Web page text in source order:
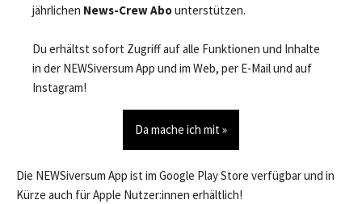
jährlichen News-Crew Abounterstützen.
Du erhältst sofort Zugriff auf alle Funktionen und Inhalte
in der NEWSiversum App und im Web, per E-Mail und auf
Instagram!
Da mache ich mit »
Die NEWSiversum App ist im Google Play Store verfügbar und in
Kürze auch für Apple Nutzer:innen erhältlich!